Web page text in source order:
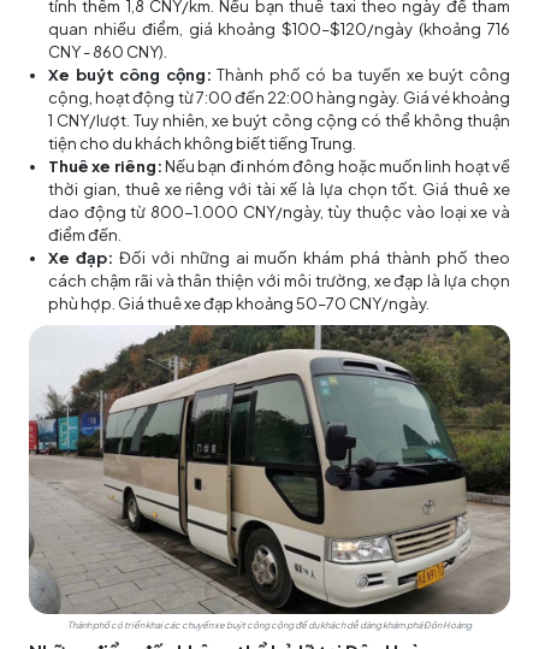
tính thêm 1,8 CNY/km. Nếu bạn thuê taxi theo ngày để tham
quan nhiều điểm, giá khoảng $100–$120/ngày (khoảng 716
CNY - 860 CNY).
Xe buýt công cộng: Thành phố có ba tuyến xe buýt công
cộng, hoạt động từ 7:00 đến 22:00 hàng ngày. Giá vé khoảng
1 CNY/lượt. Tuy nhiên, xe buýt công cộng có thể không thuận
tiện cho du khách không biết tiếng Trung.
Thuê xe riêng:Nếu bạn đi nhóm đông hoặc muốn linh hoạt về
thời gian, thuê xe riêng với tài xế là lựa chọn tốt. Giá thuê xe
dao động từ 800-1.000 CNY/ngày, tùy thuộc vào loại xe và
điểm đến.
Xe đạp: Đối với những ai muốn khám phá thành phố theo
cách chậm rãi và thân thiện với môi trường, xe đạp là lựa chọn
phù hợp. Giá thuê xe đạp khoảng 50–70 CNY/ngày.
Thành phố có triển khai các chuyến xe buýt công cộng để du khách dễ dàng khám phá Đôn Hoàng